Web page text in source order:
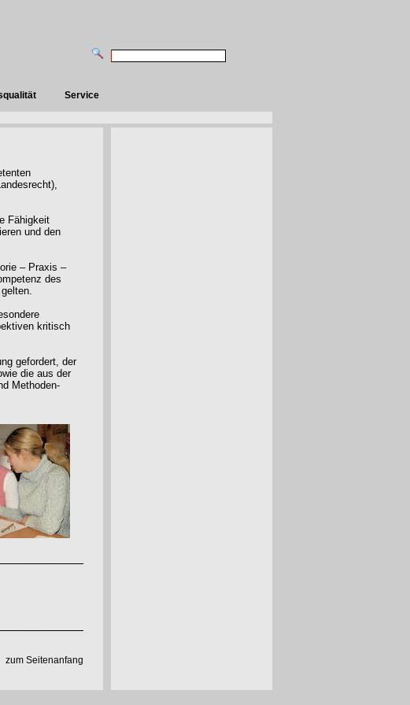
Service
Fähigkeit
und den
– Praxis –
des
kritisch
gefordert, der
die aus der
Methoden-
zum Seitenanfang